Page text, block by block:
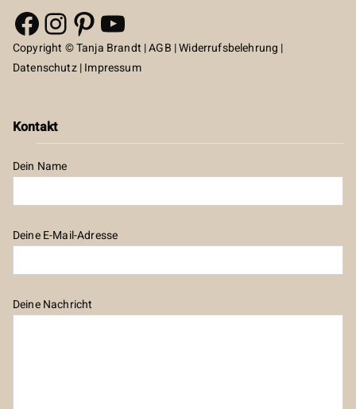
Facebook
Instagram
Pinterest
YouTube
Copyright © Tanja Brandt |AGB |Widerrufsbelehrung |
Datenschutz|Impressum
Kontakt
Dein Name
Deine E-Mail-Adresse
Deine Nachricht